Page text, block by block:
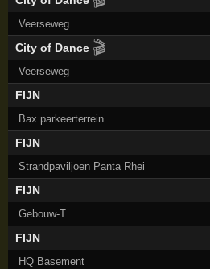
Veerseweg
City of Dance 🎬
Veerseweg
FIJN
Bax parkeerterrein
FIJN
Strandpaviljoen Panta Rhei
FIJN
Gebouw-T
FIJN
HQ Basement